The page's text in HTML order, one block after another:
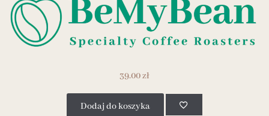
39.00zł
Dodaj do koszyka